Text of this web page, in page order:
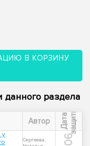
В КОРЗИНУ
раздела
Автор Д
а
т
а
з
а
щ
и
т ы
у
Сергеева,